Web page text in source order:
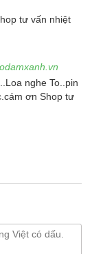
tư vấn nhiệt
nghe To..pin
ơn Shop tư